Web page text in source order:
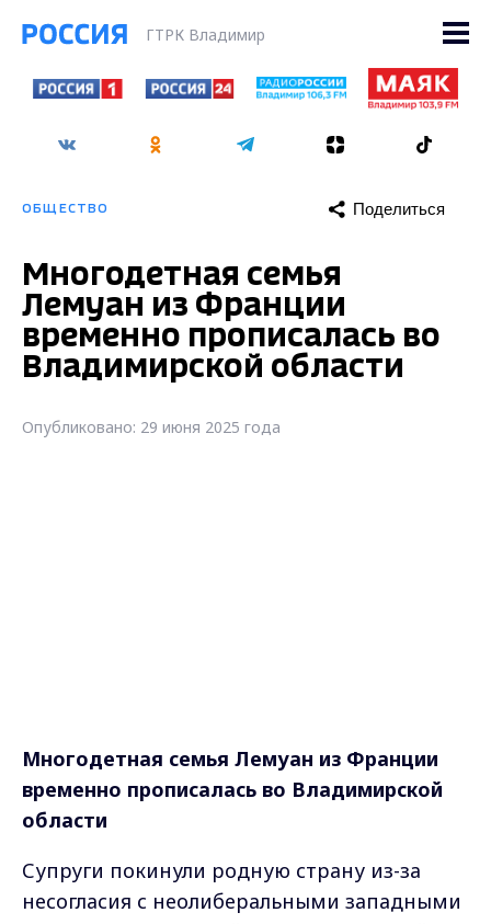
ГТРК Владимир
ОБЩЕСТВО Поделиться
Многодетная семья
Лемуан из Франции
временно прописалась во
Владимирской области
Опубликовано: 29 июня 2025 года
Многодетная семья Лемуан из Франции
временно прописалась во Владимирской
области
Супруги покинули родную страну из-за
несогласия с неолиберальными западными